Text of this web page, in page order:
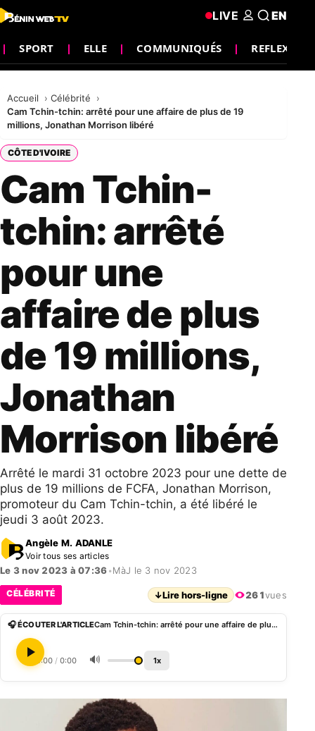
SPORT ELLE COMMUNIQUÉS REFLEXION
LIVE EN
Accueil
Célébrité
Cam Tchin-tchin: arrêté pour une affaire de plus de 19
millions, Jonathan Morrison libéré
CÔTE D'IVOIRE
Cam Tchin-
tchin: arrêté
pour une
affaire de plus
de 19 millions,
Jonathan
Morrison libéré
Arrêté le mardi 31 octobre 2023 pour une dette de
plus de 19 millions de FCFA, Jonathan Morrison,
promoteur du Cam Tchin-tchin, a été libéré le
jeudi 3 août 2023.
Angèle M. ADANLE
Voir tous ses articles
Le 3 nov 2023 à 07:36•MàJ le 3 nov 2023
CÉLÉBRITÉ ↓Lire hors-ligne 261vues
🎧 ÉCOUTER L'ARTICLE Cam Tchin-tchin: arrêté pour une affaire de plus de 19 millions, Jonathan Morrison libéré
0:00 / 0:00 🔊 1x